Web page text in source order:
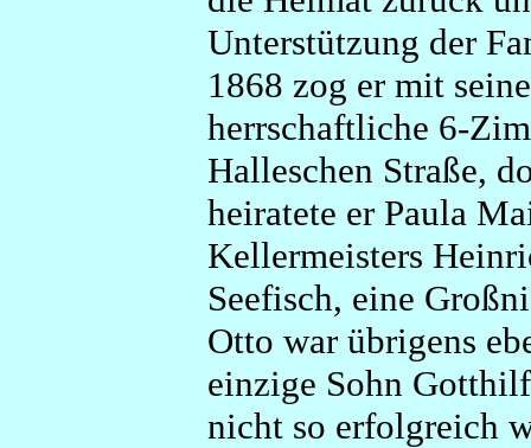
Unterstützung der
1868 zog er mit
herrschaftliche 6-
Halleschen Straße,
heiratete er Paula
Kellermeisters
Seefisch, eine
Otto war übrigens
einzige Sohn
nicht so erfolgreich